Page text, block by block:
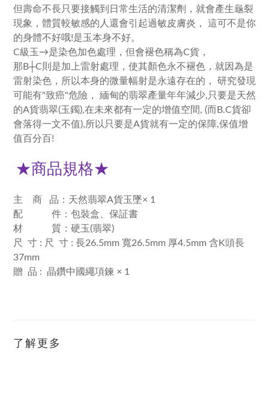
但壽命不長只要接觸到日常生活的清潔劑，就會產生龜裂
現象，體質較敏感的人還會引起過敏皮膚炎， 這可不是你
的身體不好哦!是玉本身不好。
C級玉→是染色加色處理，但會褪色稱為C貨，
那B┼C則是加上雷射處理，使其顏色永不褪色，就因為是
雷射染色，所以本身的微量幅射是永遠存在的， 研究發現
可能有"致癌"危險， 緬甸的翡翠產量年年減少,只要是天然
的A貨翡翠(玉鐲),在未來都有一定的增值空間, (而B.C貨卻
會落得一文不值),所以只要是A貨就有一定的保障,保值增
值百分百!
★商品規格★
主 商 品：天然翡翠A貨玉墜× 1
配 件：包裝盒、保証書
材 質：硬玉(翡翠)
尺 寸 : 尺 寸 : 長26.5mm 寬26.5mm 厚4.5mm 含K頭長
37mm
贈 品 : 晶鑽中國繩項鍊 × 1
了解更多